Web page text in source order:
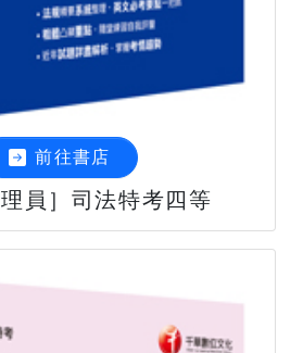
前往書店
理員］司法特考四等